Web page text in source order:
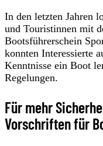
In den letzten Jahren
und Touristinnen mit
Bootsführerschein
konnten Interessierte
Kenntnisse ein Boot
Regelungen.
Für mehr
Vorschriften für